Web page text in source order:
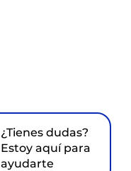
¿Tienes dudas?
Estoy aquí para
ayudarte